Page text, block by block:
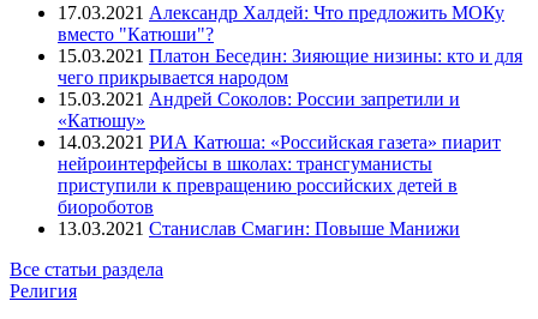
17.03.2021 Александр Халдей: Что предложить МОКу
вместо "Катюши"?
15.03.2021 Платон Беседин: Зияющие низины: кто и для
чего прикрывается народом
15.03.2021 Андрей Соколов: России запретили и
«Катюшу»
14.03.2021 РИА Катюша: «Российская газета» пиарит
нейроинтерфейсы в школах: трансгуманисты
приступили к превращению российских детей в
биороботов
13.03.2021 Станислав Смагин: Повыше Манижи
Все статьи раздела
Религия